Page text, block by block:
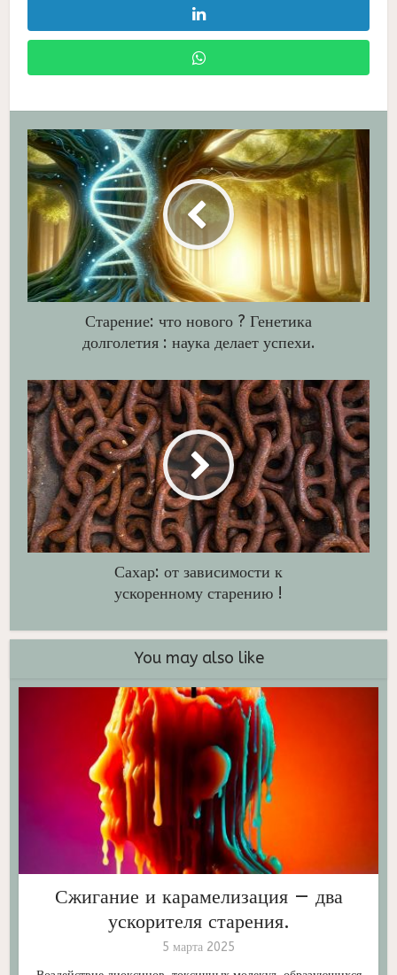
Старение: что нового ? Генетика
долголетия : наука делает успехи.
Сахар: от зависимости к
ускоренному старению !
You may also like
Сжигание и карамелизация — два
ускорителя старения.
5 марта 2025